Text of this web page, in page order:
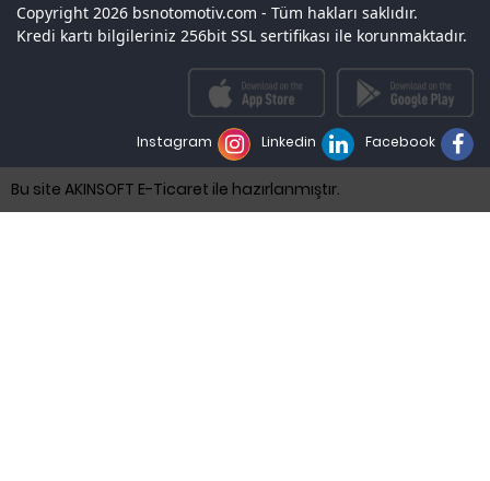
Copyright 2026 bsnotomotiv.com - Tüm hakları saklıdır.
Kredi kartı bilgileriniz 256bit SSL sertifikası ile korunmaktadır.
Facebook
Linkedin
Instagram
Bu site AKINSOFT E-Ticaret ile hazırlanmıştır.